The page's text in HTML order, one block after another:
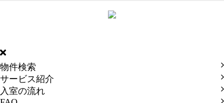
物件検索
サービス紹介
入室の流れ